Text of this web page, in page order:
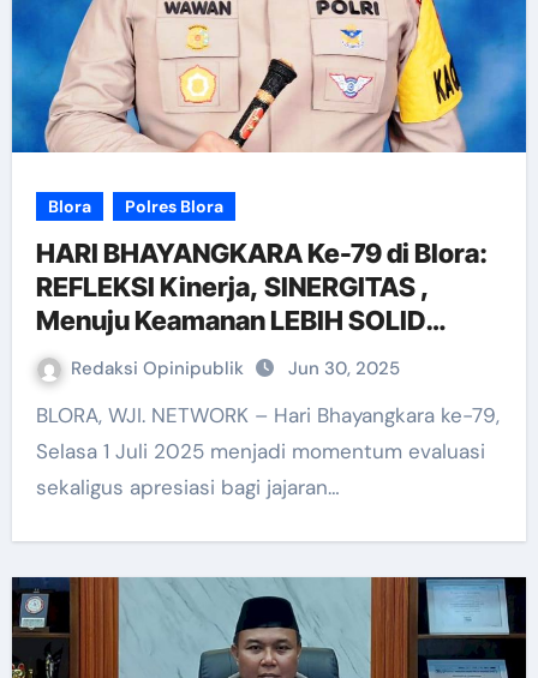
Blora Polres Blora
HARI BHAYANGKARA Ke-79 di Blora:
REFLEKSI Kinerja, SINERGITAS ,
Menuju Keamanan LEBIH SOLID
(bagian-1)
Redaksi Opinipublik Jun 30, 2025
BLORA, WJI. NETWORK – Hari Bhayangkara ke-79,
Selasa 1 Juli 2025 menjadi momentum evaluasi
sekaligus apresiasi bagi jajaran…